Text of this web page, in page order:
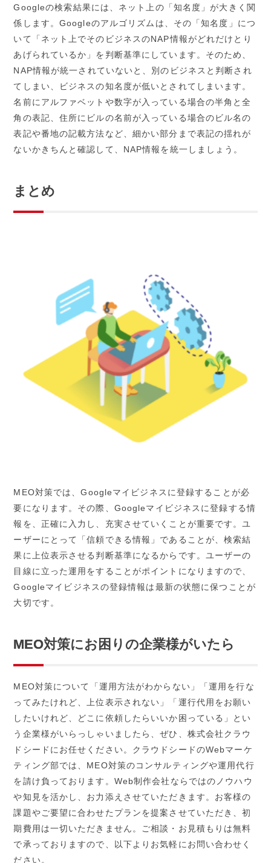
Googleの検索結果には、ネット上の「知名度」が大きく関
係します。Googleのアルゴリズムは、その「知名度」につ
いて「ネット上でそのビジネスのNAP情報がどれだけとり
あげられているか」を判断基準にしています。そのため、
NAP情報が統一されていないと、別のビジネスと判断され
てしまい、ビジネスの知名度が低いとされてしまいます。
名前にアルファベットや数字が入っている場合の半角と全
角の表記、住所にビルの名前が入っている場合のビル名の
表記や番地の記載方法など、細かい部分まで表記の揺れが
ないかきちんと確認して、 NAP情報を統一しましょう。
まとめ
MEO対策では、Googleマイビジネスに登録することが必
要になります。その際、 Googleマイビジネスに登録する情
報を、正確に入力し、充実させていくことが重要です。ユ
ーザーにとって「信頼できる情報」であることが、検索結
果に上位表示させる判断基準になるからです。ユーザーの
目線に立った運用をすることがポイントになりますので、
Googleマイビジネスの登録情報は最新の状態に保つことが
大切です。
MEO対策にお困りの企業様がいたら
MEO対策について「運用方法がわからない」「運用を行な
ってみたけれど、上位表示されない」「運行代用をお願い
したいけれど、どこに依頼したらいいか困っている」とい
う企業様がいらっしゃいましたら、ぜひ、株式会社クラウ
ドシードにお任せください。クラウドシードのWebマーケ
ティング部では、 MEO対策のコンサルティングや運用代行
を請け負っております。 Web制作会社ならではのノウハウ
や知見を活かし、お力添えさせていただきます。お客様の
課題やご要望に合わせたプランを提案させていただき、初
期費用は一切いただきません。ご相談・お見積もりは無料
で承っておりますので、以下よりお気軽にお問い合わせく
ださい。